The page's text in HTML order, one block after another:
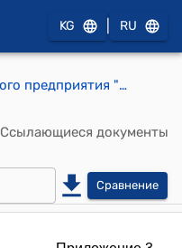
KG RU
Устав государственного предприятия "Топливно-заправочный комплекс "Манас" при Государственном агентстве по управлению государственным имуществом при Кабинете Министров Кыргызской Республики (к постановлению Кабинета Министров КР от 12 июля 2024 года № 375)
Ссылающиеся документы
Сравнение